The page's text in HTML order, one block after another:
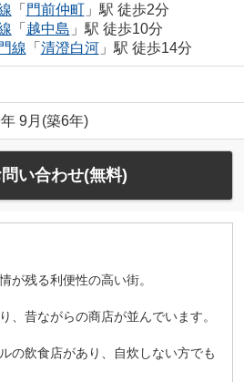
「 門前仲町」駅 徒歩2分
「 越中島 」駅 徒歩10分
線 「 清澄白河」駅 徒歩14分
9月(築6年)
い合わせ(無料)
が残る利便性の高い街。
、昔ながらの商店が並んでいます。
の飲食店があり、自炊しない方でも